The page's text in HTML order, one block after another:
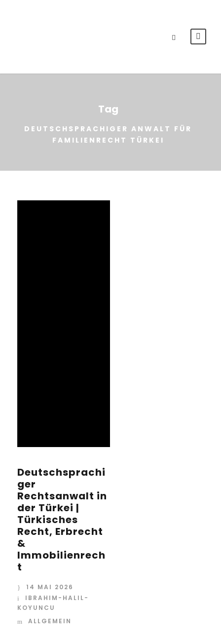
Tag
DEUTSCHSPRACHIGER ANWALT FÜR
FAMILIENRECHT TÜRKEI
Deutschsprachi
ger
Rechtsanwalt in
der Türkei |
Türkisches
Recht, Erbrecht
&
Immobilienrech
t
14 MAI 2026
IBRAHIM-HALIL-
KOYUNCU
ALLGEMEIN